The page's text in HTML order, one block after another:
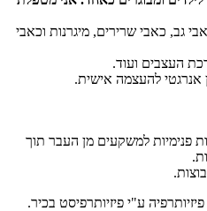
גב, כאבי שרירים, מיגרנות וכאבי
העצבים ועוד.
אנרגטי להעצמה אישית.
פנימיות למשקעים מן העבר תוך
ע"י פיזיותרפיסט בכיר.